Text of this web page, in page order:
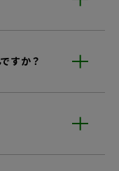
すか？